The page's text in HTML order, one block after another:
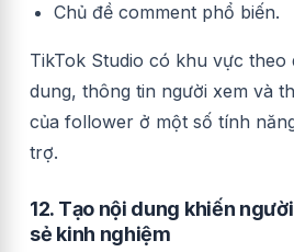
Chủ đề comment phổ biến.
TikTok Studio có khu vực theo
dung, thông tin người xem và
của follower ở một số tính
trợ.
12. Tạo nội dung khiến
sẻ kinh nghiệm